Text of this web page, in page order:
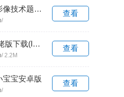
医学影像技术题库软件安卓版app
/
查看
i站大佬版下载(Iwara)
/ 2.2M
查看
宝宝安卓版
/
查看